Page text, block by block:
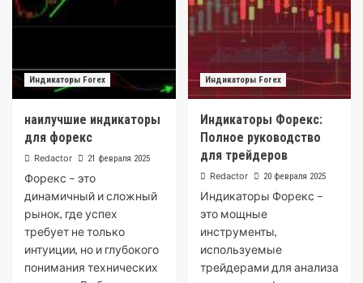
Индикаторы Forex
наилучшие индикаторы
для форекс
Redactor 21 февраля 2025
Форекс – это
динамичный и сложный
рынок, где успех
требует не только
интуиции, но и глубокого
понимания технических
Индикаторы Forex
Индикаторы Форекс:
Полное руководство
для трейдеров
Redactor 20 февраля 2025
Индикаторы Форекс –
это мощные
инструменты,
используемые
трейдерами для анализа